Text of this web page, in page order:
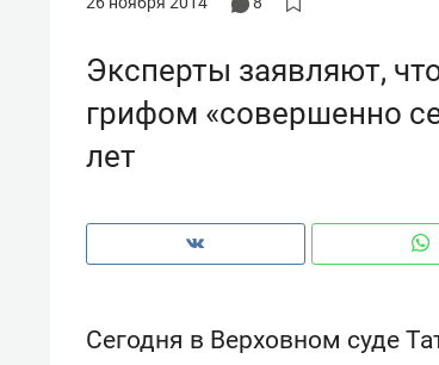
Эксперты заявляют,
грифом «совершенно
лет
Сегодня в Верховном суде